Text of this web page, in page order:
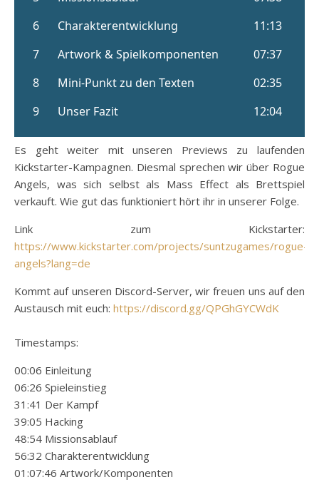
Es geht weiter mit unseren Previews zu laufenden
Kickstarter-Kampagnen. Diesmal sprechen wir über Rogue
Angels, was sich selbst als Mass Effect als Brettspiel
verkauft. Wie gut das funktioniert hört ihr in unserer Folge.
Link zum Kickstarter:
https://www.kickstarter.com/projects/suntzugames/rogue-
angels?lang=de
Kommt auf unseren Discord-Server, wir freuen uns auf den
Austausch mit euch: https://discord.gg/QPGhGYCWdK
Timestamps:
00:06 Einleitung
06:26 Spieleinstieg
31:41 Der Kampf
39:05 Hacking
48:54 Missionsablauf
56:32 Charakterentwicklung
01:07:46 Artwork/Komponenten